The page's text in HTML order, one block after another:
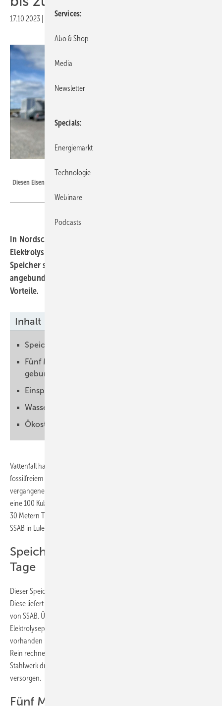
17.10.2023 Druckvorschau
Diesen Eisenschwamm hat SSAB mit grünem Wasserstoff hergestellt.
In Nordschweden hat Vattenfall eine große
Elektrolyseanlage in den Spotmarkt eingebunden. Ein
Speicher sorgt für zuverlässige Versorgung der
angebundenen Industrieprozesse und hat noch weitere
Vorteile.
Inhalt
Speicher versorgt Stahlwerk mehrere Tage
Fünf Megawatt Elektrolyse an den Spotmarkt
gebunden
Einsparungen in Echtzeit verfolgt
Wasserstoffpreise müssen sinken
Ökostromverbrauch flexibilisieren
Vattenfall hat im Rahmen des Hybrit-Projekts zur Herstellung von
fossilfreiem Stahl mit grünem Wasserstoff in Schweden im
vergangenen Jahr einen Wasserstoffspeicher gebaut. Dazu wurde
eine 100 Kubikmeter fassende und mit Stahl ausgekleidete Kaverne in
30 Metern Tiefe neben dem Werk des schwedischen Stahlherstellers
SSAB in Luleå eingegraben.
Speicher versorgt Stahlwerk mehrere
Tage
Dieser Speicher wird permanent von einer Elektrolyseanlage befüllt.
Diese liefert den grünen Wasserstoff zunächst direkt an das Stahlwerk
von SSAB. Überschüsse fließen in den Speicher. Reicht die
Elektrolyseproduktion nicht aus, weil etwa zu wenig Ökostrom im Netz
vorhanden ist, bedient sich die Stahlproduktion aus dem Speicher.
Rein rechnerisch reicht die Größe des Speichers aus, um das
Stahlwerk drei bis vier Tage auch ohne Elektrolyse mit Wasserstoff zu
versorgen.
Fünf Megawatt Elektrolyse an den
Services
Abo & Shop
Media
Newsletter
Specials
Energiemarkt
Technologie
Webinare
Podcasts